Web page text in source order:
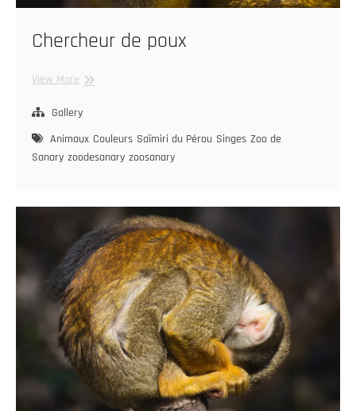
Chercheur de poux
View More Chercheur
poux
Gallery
Animaux Couleurs Saïmiri du Pérou Singes Zoo de
Sanary zoodesanary zoosanary